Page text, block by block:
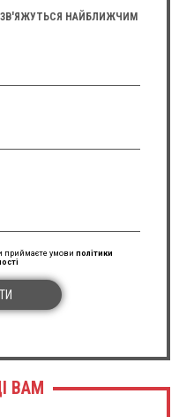
ЗВ'ЯЖУТЬСЯ НАЙБЛИЖЧИМ
приймаєте умови політики
ВАМ